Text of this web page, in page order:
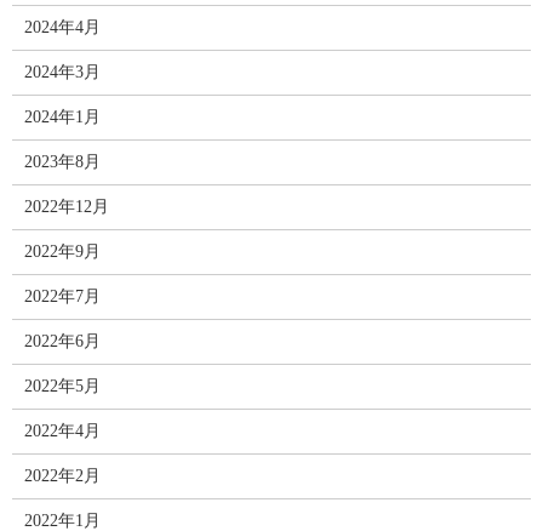
2024年4月
2024年3月
2024年1月
2023年8月
2022年12月
2022年9月
2022年7月
2022年6月
2022年5月
2022年4月
2022年2月
2022年1月